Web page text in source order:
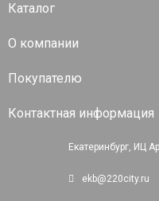
Каталог
О компании
Покупателю
Контактная информация
Екатеринбург, ИЦ
ekb@220city.ru